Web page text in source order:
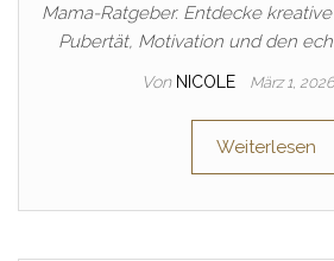
Mama-Ratgeber. Entdecke
Pubertät, Motivation und den
Von NICOLE März 1,
Weiterlesen